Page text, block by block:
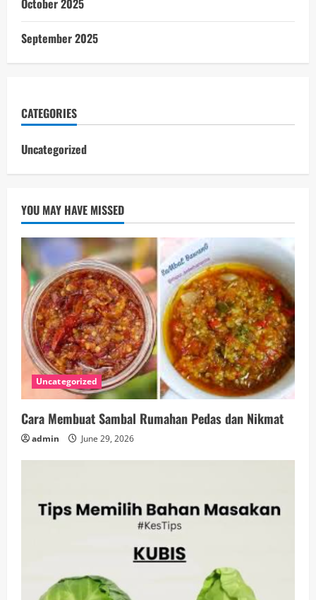
September 2025
CATEGORIES
Uncategorized
YOU MAY HAVE MISSED
Uncategorized
Cara Membuat Sambal Rumahan Pedas dan Nikmat
admin June 29, 2026